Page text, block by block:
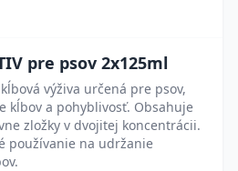
pre psov 2x125ml
výživa určená pre psov,
kĺbov a pohyblivosť. Obsahuje
zložky v dvojitej koncentrácii.
používanie na udržanie